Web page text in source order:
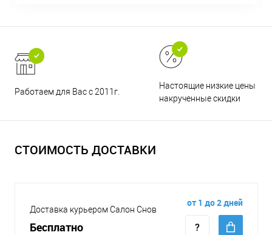
Работаем для Вас с 2011г.
Настоящие низкие цены и
накрученные скидки
СТОИМОСТЬ ДОСТАВКИ
Доставка курьером Салон Снов
Бесплатно
от 1 до 2 дней